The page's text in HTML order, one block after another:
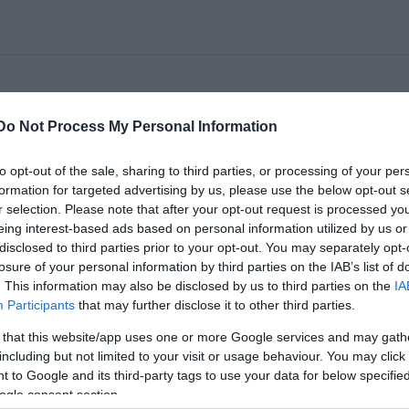
Not Process My Personal Information
opt-out of the sale, sharing to third parties, or processing of your
for targeted advertising by us, please use the below opt-out
selection. Please note that after your opt-out request is processed
interest-based ads based on personal information utilized by us
to third parties prior to your opt-out. You may separately
of your personal information by third parties on the IAB’s list of
This information may also be disclosed by us to third parties on the
Participants that may further disclose it to other third parties.
that this website/app uses one or more Google services and may
but not limited to your visit or usage behaviour. You may
to Google and its third-party tags to use your data for below
consent section.
órakor a Spinoza-ház színháztermében.
Attilalegismertebb verseit fűzi egy gondolatfolyammá. A
Estétől reggelig, egy levél megírásának
az utókor számára végső döntéséről, az
szipogó, soha fel nem növő kisgyerek?
Édesanyja iránt érzett különös "szerelme", a
működésétől - mind megjelennek az előadás ca. 1